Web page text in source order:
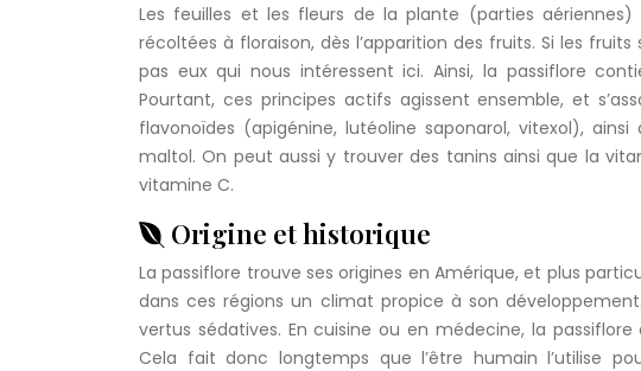
Les feuilles et les fleurs de la plante (parties
récoltées à floraison, dès l’apparition des fruits. Si les
pas eux qui nous intéressent ici. Ainsi, la passiflore
Pourtant, ces principes actifs agissent ensemble, et
flavonoïdes (apigénine, lutéoline saponarol, vitexol),
maltol. On peut aussi y trouver des tanins ainsi que la
vitamine C.
Origine et historique
La passiflore trouve ses origines en Amérique, et plus
dans ces régions un climat propice à son
vertus sédatives. En cuisine ou en médecine, la
Cela fait donc longtemps que l’être humain l’utilise